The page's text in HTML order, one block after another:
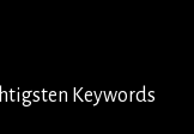
Keywords